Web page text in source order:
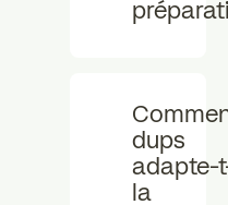
dups
adapte-
la